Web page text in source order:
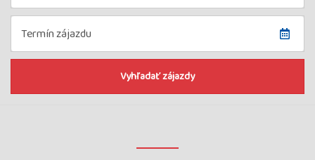
Termín
Vyhľadať zájazdy